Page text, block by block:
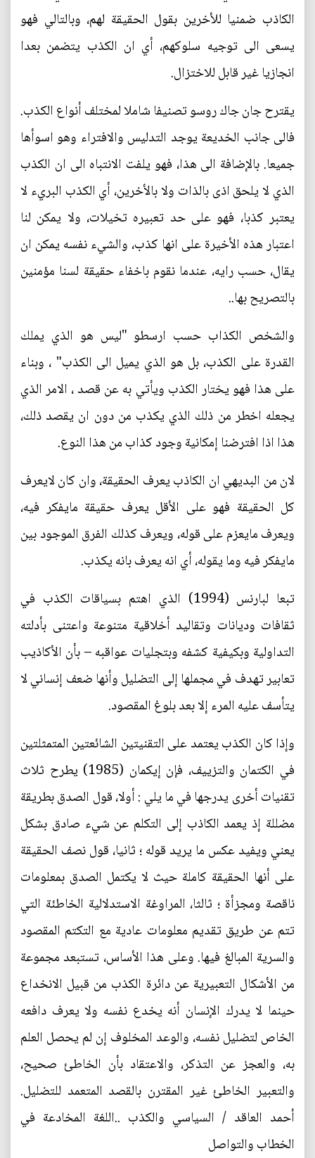
الكاذب ضمنيا للأخرين بقول الحقيقة لهم، وبالتالي فهو
يسعى الى توجيه سلوكهم، أي ان الكذب يتضمن بعدا
انجازيا غير قابل للاختزال.
يقترح جان جاك روسو تصنيفا شاملا لمختلف أنواع الكذب.
فالى جانب الخديعة يوجد التدليس والافتراء وهو اسوأها
جميعا. بالإضافة الى هذا، فهو يلفت الانتباه الى ان الكذب
الذي لا يلحق اذى بالذات ولا بالأخرين، أي الكذب البريء لا
يعتبر كذبا، فهو على حد تعبيره تخيلات، ولا يمكن لنا
اعتبار هذه الأخيرة على انها كذب، والشيء نفسه يمكن ان
يقال، حسب رايه، عندما نقوم باخفاء حقيقة لسنا مؤمنين
بالتصريح بها..
والشخص الكذاب حسب ارسطو "ليس هو الذي يملك
القدرة على الكذب، بل هو الذي يميل الى الكذب" ، وبناء
على هذا فهو يختار الكذب ويأتي به عن قصد ، الامر الذي
يجعله اخطر من ذلك الذي يكذب من دون ان يقصد ذلك،
هذا اذا افترضنا إمكانية وجود كذاب من هذا النوع.
لان من البديهي ان الكاذب يعرف الحقيقة، وان كان لايعرف
كل الحقيقة فهو على الأقل يعرف حقيقة مايفكر فيه،
ويعرف مايعزم على قوله، ويعرف كذلك الفرق الموجود بين
مايفكر فيه وما يقوله، أي انه يعرف بانه يكذب.
تبعا لبارنس (1994) الذي اهتم بسياقات الكذب في
ثقافات وديانات وتقاليد أخلاقية متنوعة واعتنى بأدلته
التداولية وبكيفية كشفه وبتجليات عواقبه – بأن الأكاذيب
تعابير تهدف في مجملها إلى التضليل وأنها ضعف إنساني لا
يتأسف عليه المرء إلا بعد بلوغ المقصود.
وإذا كان الكذب يعتمد على التقنيتين الشائعتين المتمثلتين
في الكتمان والتزييف، فإن إيكمان (1985) يطرح ثلاث
تقنيات أخرى يدرجها في ما يلي : أولا، قول الصدق بطريقة
مضللة إذ يعمد الكاذب إلى التكلم عن شيء صادق بشكل
يعني ويفيد عكس ما يريد قوله ؛ ثانيا، قول نصف الحقيقة
على أنها الحقيقة كاملة حيث لا يكتمل الصدق بمعلومات
ناقصة ومجزأة ؛ ثالثا، المراوغة الاستدلالية الخاطئة التي
تتم عن طريق تقديم معلومات عادية مع التكتم المقصود
والسرية المبالغ فيها. وعلى هذا الأساس، تستبعد مجموعة
من الأشكال التعبيرية عن دائرة الكذب من قبيل الانخداع
حينما لا يدرك الإنسان أنه يخدع نفسه ولا يعرف دافعه
الخاص لتضليل نفسه، والوعد المخلوف إن لم يحصل العلم
به، والعجز عن التذكر، والاعتقاد بأن الخاطئ صحيح،
والتعبير الخاطئ غير المقترن بالقصد المتعمد للتضليل.
أحمد العاقد / السياسي والكذب ..اللغة المخادعة في
الخطاب والتواصل